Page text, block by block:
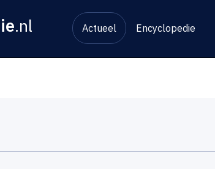
.nl Actueel Encyclopedie